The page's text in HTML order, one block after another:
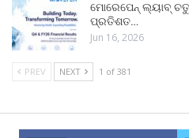
ମୋରେପେନ୍ ଲ୍ୟାବ୍
ପ୍ରତିଶତ…
Jun 16, 2026
PREV NEXT 1 of 381